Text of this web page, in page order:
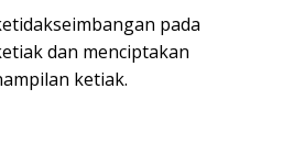
pada
dan menciptakan
ketiak.